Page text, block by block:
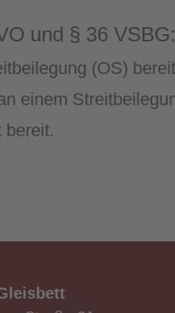
und § 36 VSBG:
(OS)
einem
bereit.